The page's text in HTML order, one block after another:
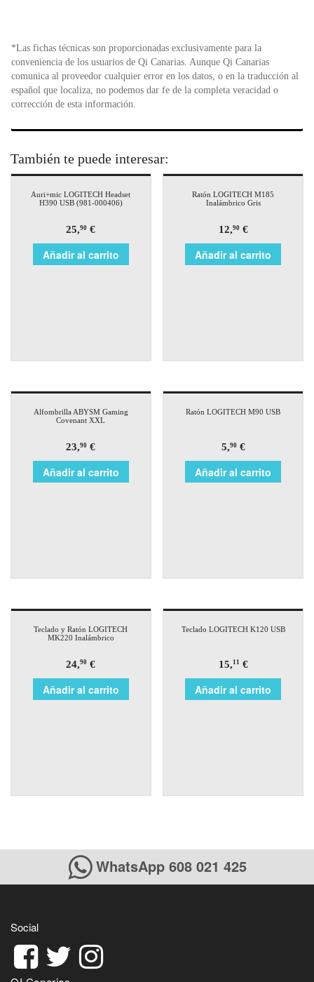
*Las fichas técnicas son proporcionadas exclusivamente para la
conveniencia de los usuarios de Qi Canarias. Aunque Qi Canarias
comunica al proveedor cualquier error en los datos, o en la traducción al
español que localiza, no podemos dar fe de la completa veracidad o
corrección de esta información.
También te puede interesar:
Auri+mic LOGITECH Headset
H390 USB (981-000406)
25,90 €
Añadir al carrito
Ratón LOGITECH M185
Inalámbrico Gris
12,90€
Añadir al carrito
Alfombrilla ABYSM Gaming
Covenant XXL
23,90 €
Añadir al carrito
Ratón LOGITECH M90 USB
5,90€
Añadir al carrito
Teclado y Ratón LOGITECH
MK220 Inalámbrico
24,90 €
Añadir al carrito
Teclado LOGITECH K120 USB
15,11 €
Añadir al carrito
WhatsApp 608 021 425
Social